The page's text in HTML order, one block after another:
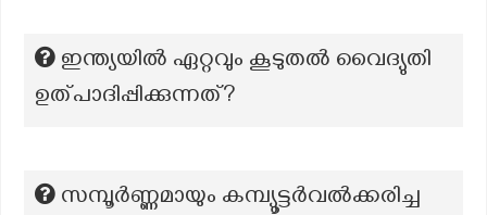
ഇന്ത്യയില്‍ ഏറ്റവും കൂടുതല്‍ വൈദ്യുതി
ഉത്പാദിപ്പിക്കുന്നത്?
സമ്പൂര്‍ണ്ണമായും കമ്പ്യൂട്ടര്‍വല്‍ക്കരിച്ച